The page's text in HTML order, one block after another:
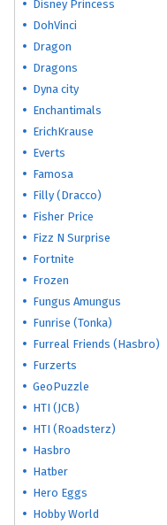
Disney Princess
DohVinci
Dragon
Dragons
Dyna city
Enchantimals
ErichKrause
Everts
Famosa
Filly (Dracco)
Fisher Price
Fizz N Surprise
Fortnite
Frozen
Fungus Amungus
Funrise (Tonka)
Furreal Friends (Hasbro)
Furzerts
GeoPuzzle
HTI (JCB)
HTI (Roadsterz)
Hasbro
Hatber
Hero Eggs
Hobby World